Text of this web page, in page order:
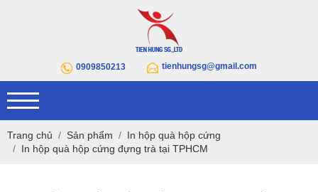
0909850213 tienhungsg@gmail.com
Trang chủ Sản phẩm
In hộp quà hộp cứng
In hộp quà hộp cứng đựng trà tại TPHCM